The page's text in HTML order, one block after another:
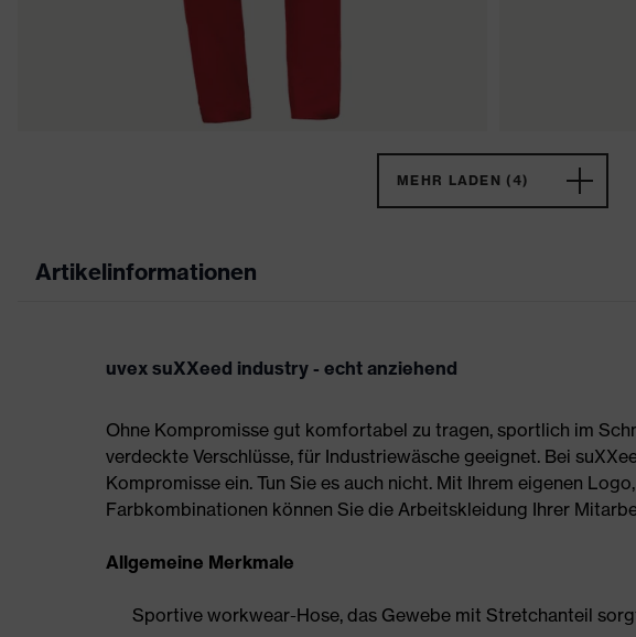
MEHR LADEN (4)
Artikelinformationen
uvex suXXeed industry - echt anziehend
Ohne Kompromisse gut komfortabel zu tragen, sportlich im
verdeckte Verschlüsse, für Industriewäsche geeignet. Bei
Kompromisse ein. Tun Sie es auch nicht. Mit Ihrem eigenen
Farbkombinationen können Sie die Arbeitskleidung Ihrer
Allgemeine Merkmale
Sportive workwear-Hose, das Gewebe mit Stretchanteil